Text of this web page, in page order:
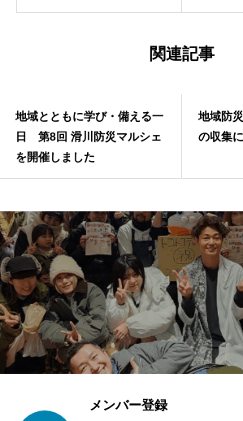
関連記事
地域とともに学び・備える一
日 第8回 滑川防災マルシェ
を開催しました
地域防
の収集
メンバー登録